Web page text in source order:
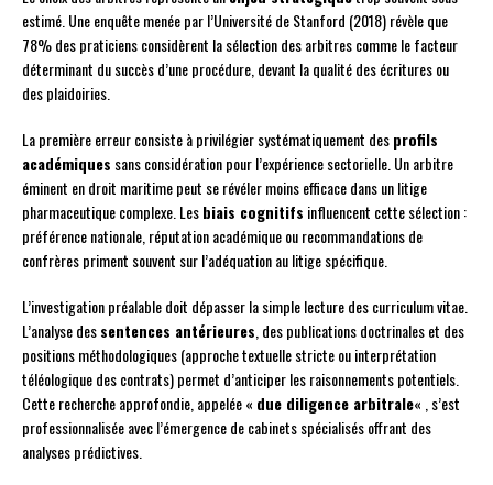
estimé. Une enquête menée par l’Université de Stanford (2018) révèle que
78% des praticiens considèrent la sélection des arbitres comme le facteur
déterminant du succès d’une procédure, devant la qualité des écritures ou
des plaidoiries.
La première erreur consiste à privilégier systématiquement desprofils
académiques sans considération pour l’expérience sectorielle. Un arbitre
éminent en droit maritime peut se révéler moins efficace dans un litige
pharmaceutique complexe. Lesbiais cognitifs influencent cette sélection :
préférence nationale, réputation académique ou recommandations de
confrères priment souvent sur l’adéquation au litige spécifique.
L’investigation préalable doit dépasser la simple lecture des curriculum vitae.
L’analyse dessentences antérieures , des publications doctrinales et des
positions méthodologiques (approche textuelle stricte ou interprétation
téléologique des contrats) permet d’anticiper les raisonnements potentiels.
Cette recherche approfondie, appelée « due diligence arbitrale« , s’est
professionnalisée avec l’émergence de cabinets spécialisés offrant des
analyses prédictives.